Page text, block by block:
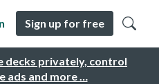
decks privately, control
ads and more …
Sign up for free